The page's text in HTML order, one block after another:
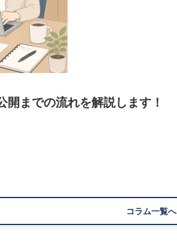
までの流れを解説します！
コラム一覧へ